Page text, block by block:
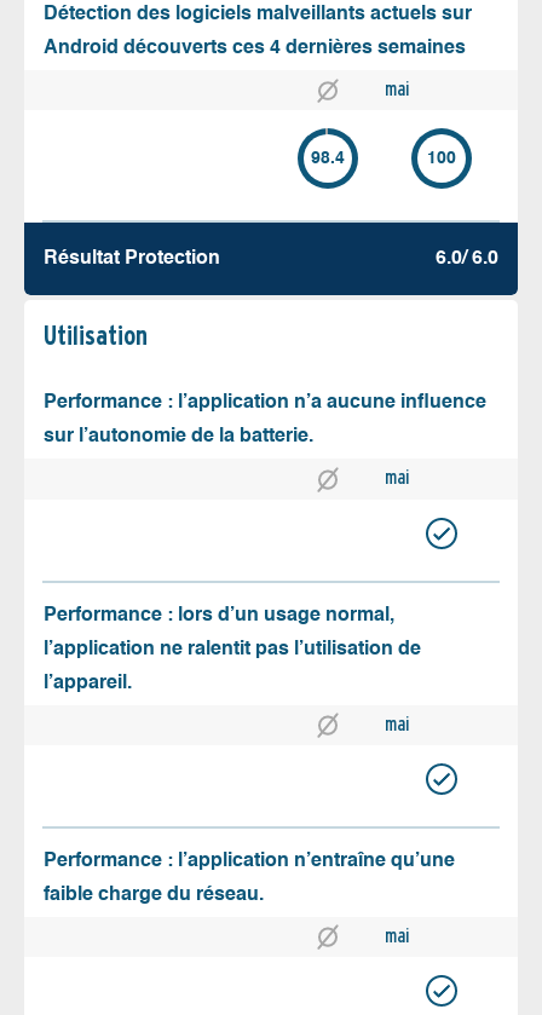
Détection des logiciels malveillants actuels sur
Android découverts ces 4 dernières semaines
mai
98.4 100
Résultat Protection 6.0/ 6.0
Utilisation
Performance : l’application n’a aucune influence
sur l’autonomie de la batterie.
mai
Performance : lors d’un usage normal,
l’application ne ralentit pas l’utilisation de
l’appareil.
mai
Performance : l’application n’entraîne qu’une
faible charge du réseau.
mai